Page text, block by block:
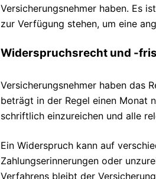
Versicherungsnehmer haben. Es
zur Verfügung stehen, um eine
Widerspruchsrecht und -
Versicherungsnehmer haben das
beträgt in der Regel einen Monat
schriftlich einzureichen und alle
Ein Widerspruch kann auf
Zahlungserinnerungen oder
Verfahrens bleibt der